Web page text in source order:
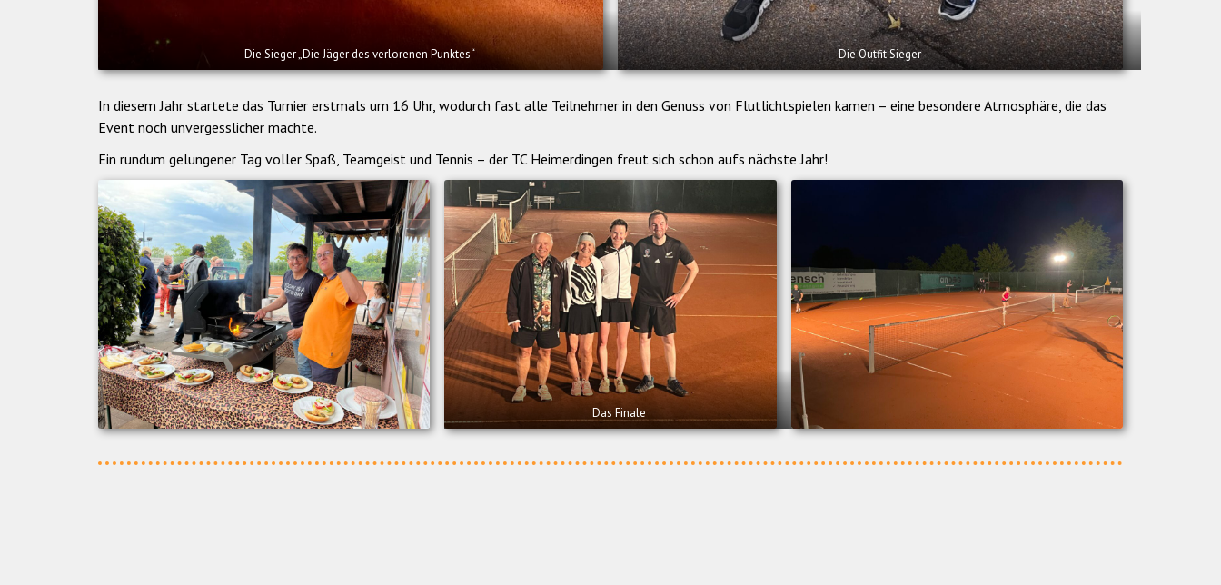
Die Sieger „Die Jäger des verlorenen Punktes“ Die Outfit Sieger
In diesem Jahr startete das Turnier erstmals um 16 Uhr, wodurch fast alle Teilnehmer in den Genuss von Flutlichtspielen kamen – eine besondere Atmosphäre, die das
Event noch unvergesslicher machte.
Ein rundum gelungener Tag voller Spaß, Teamgeist und Tennis – der TC Heimerdingen freut sich schon aufs nächste Jahr!
Das Finale